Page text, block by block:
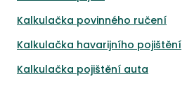
Kalkulačka povinného ručení
Kalkulačka havarijního pojištění
Kalkulačka pojištění auta